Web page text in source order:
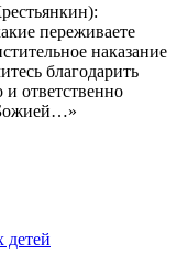
переживаете
наказание
благодарить
и ответственно
детей